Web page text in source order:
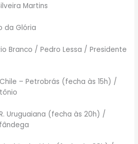
Martins
da Glória
Branco / Pedro Lessa / Presidente
– Petrobrás (fecha às 15h) /
Uruguaiana (fecha às 20h) /